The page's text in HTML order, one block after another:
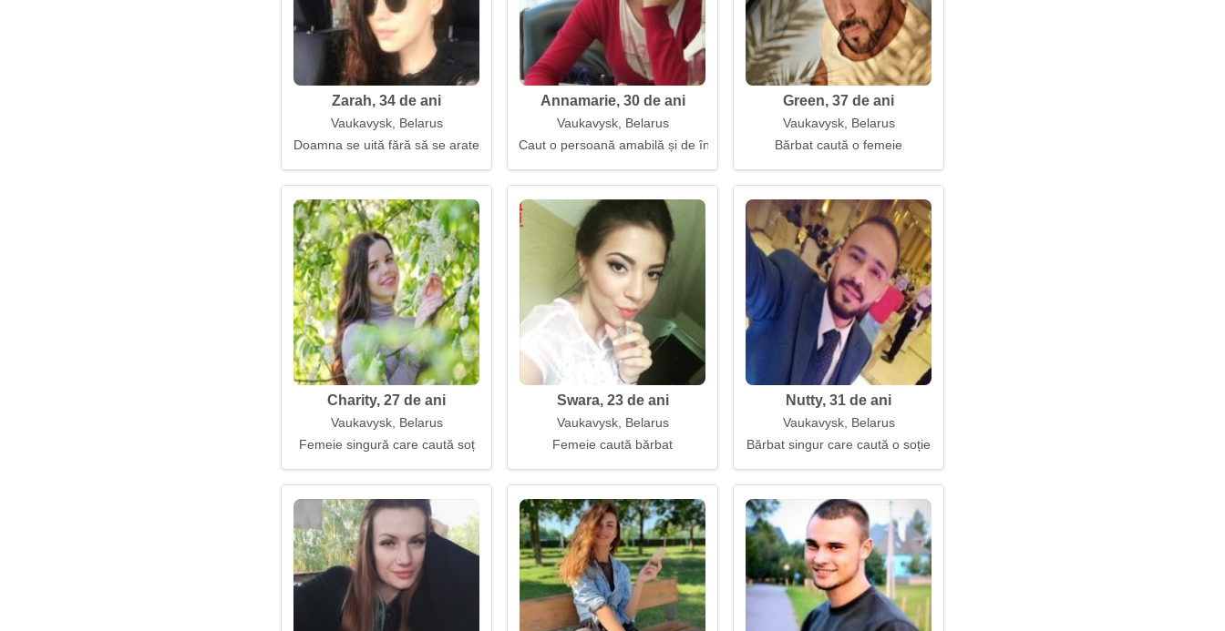
Zarah, 34 de ani
Vaukavysk, Belarus
Doamna se uită fără să se arate
Annamarie, 30 de ani
Vaukavysk, Belarus
Caut o persoană amabilă și de încredere
Green, 37 de ani
Vaukavysk, Belarus
Bărbat caută o femeie
Charity, 27 de ani
Vaukavysk, Belarus
Femeie singură care caută soț
Swara, 23 de ani
Vaukavysk, Belarus
Femeie caută bărbat
Nutty, 31 de ani
Vaukavysk, Belarus
Bărbat singur care caută o soție